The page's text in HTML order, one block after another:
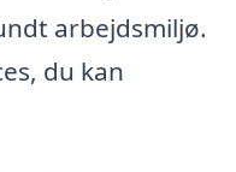
arbejdsmiljø.
du kan